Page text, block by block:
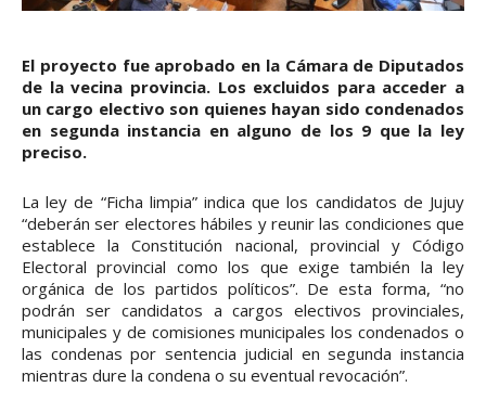
El proyecto fue aprobado en la Cámara de Diputados
de la vecina provincia. Los excluidos para acceder a
un cargo electivo son quienes hayan sido condenados
en segunda instancia en alguno de los 9 que la ley
preciso.
La ley de “Ficha limpia” indica que los candidatos de Jujuy
“deberán ser electores hábiles y reunir las condiciones que
establece la Constitución nacional, provincial y Código
Electoral provincial como los que exige también la ley
orgánica de los partidos políticos”. De esta forma, “no
podrán ser candidatos a cargos electivos provinciales,
municipales y de comisiones municipales los condenados o
las condenas por sentencia judicial en segunda instancia
mientras dure la condena o su eventual revocación”.